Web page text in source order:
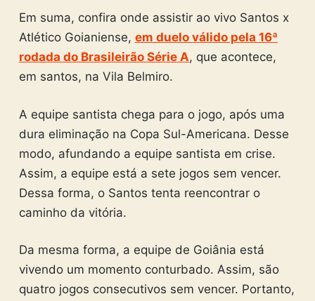
Em suma, confira onde assistir ao vivo Santos x
Atlético Goianiense, em duelo válido pela 16ª
rodada do Brasileirão Série A, que acontece,
em santos, na Vila Belmiro.
A equipe santista chega para o jogo, após uma
dura eliminação na Copa Sul-Americana. Desse
modo, afundando a equipe santista em crise.
Assim, a equipe está a sete jogos sem vencer.
Dessa forma, o Santos tenta reencontrar o
caminho da vitória.
Da mesma forma, a equipe de Goiânia está
vivendo um momento conturbado. Assim, são
quatro jogos consecutivos sem vencer. Portanto,